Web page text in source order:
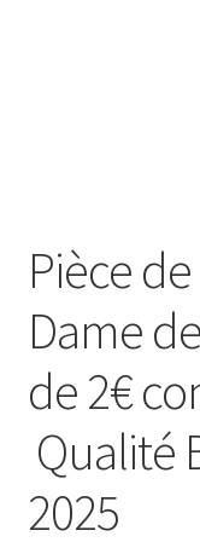
Pièce
Dame
de 2€
Qualité
2025